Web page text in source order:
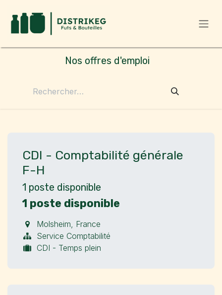
Nos offres d'emploi
CDI - Comptabilité générale
F-H
1 poste disponible
1 poste disponible
Molsheim, France
Service Comptabilité
CDI - Temps plein